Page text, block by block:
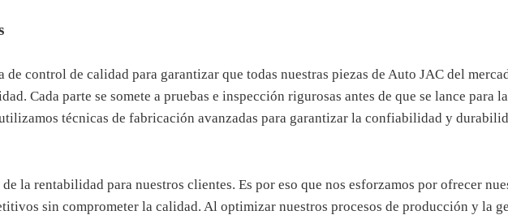
de control de calidad para garantizar que todas nuestras piezas de Auto JAC del
Cada parte se somete a pruebas e inspección rigurosas antes de que se lance para
técnicas de fabricación avanzadas para garantizar la confiabilidad y
la rentabilidad para nuestros clientes. Es por eso que nos esforzamos por ofrecer
sin comprometer la calidad. Al optimizar nuestros procesos de producción y la